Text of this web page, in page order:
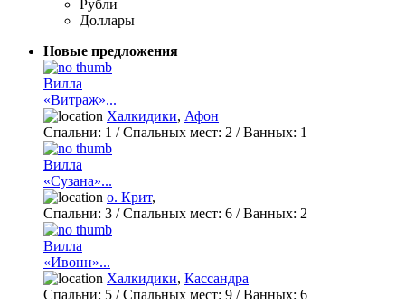
Рубли
Доллары
Новые предложения
Вилла
«Витраж»...
Халкидики, Афон
Спальни: 1 / Спальных мест: 2 /Ванных: 1
Вилла
«Сузана»...
о. Крит,
Спальни: 3 / Спальных мест: 6 /Ванных: 2
Вилла
«Ивонн»...
Халкидики, Кассандра
Спальни: 5 / Спальных мест: 9 /Ванных: 6